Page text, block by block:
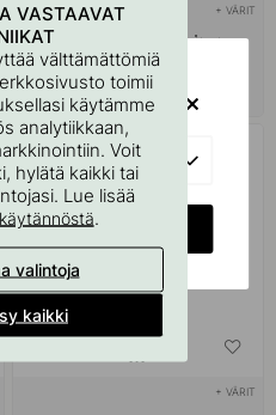
+ VÄRIT
Koukku Caligola - Valkoinen
25.50 €
Varastossa
+ VÄRIT
VASTAAVAT
välttämättömiä
toimii
käytämme
analytiikkaan,
Voit
hylätä kaikki tai
Lue lisää
.
valintoja
kaikki